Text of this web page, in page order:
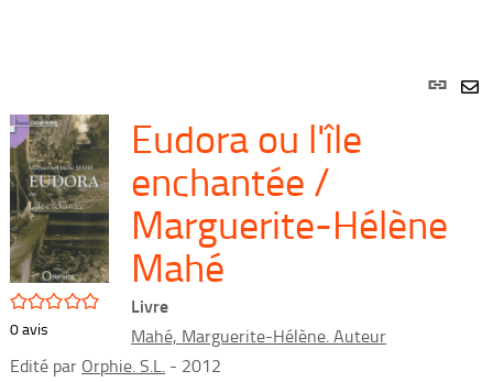
Lien
/5
0avis
Eudora ou l'île
enchantée /
Marguerite-Hélène
Mahé
Livre
Mahé, Marguerite-Hélène. Auteur
Edité par Orphie. S.L. - 2012